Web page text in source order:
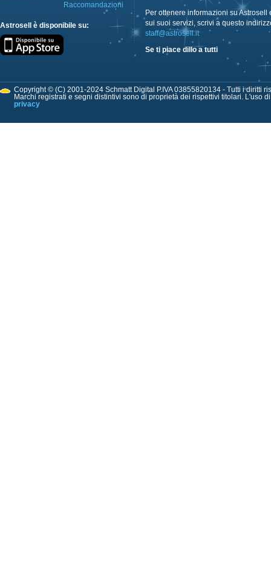
Raccomandazioni
Astrosell è disponibile su:
Per ottenere informazioni su Astrosell
sui suoi servizi, scrivi a questo
staff@astrosell.it
Se ti piace dillo a tutti
Copyright © (C) 2001-2024 Schmatt Digital P.IVA 03855820134 - Tutti i diritti
Marchi registrati e segni distintivi sono di proprietà dei rispettivi titolari. L'uso
privacy